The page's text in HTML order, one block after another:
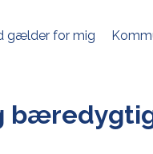
gælder for mig